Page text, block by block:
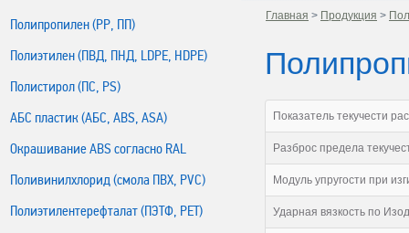
Полипропилен (РР, ПП)
Полиэтилен (ПВД, ПНД, LDPE, HDPE)
Полистирол (ПС, PS)
АБС пластик (АБС, ABS, ASA)
Окрашивание ABS согласно RAL
Поливинилхлорид (смола ПВХ, PVC)
Полиэтилентерефталат (ПЭТФ, PET)
Главная > Продукция >
Показатель текучести
Разброс предела
Модуль упругости при
Ударная вязкость по